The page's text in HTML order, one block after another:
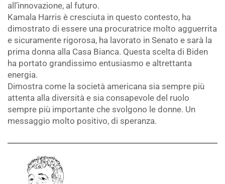
all’innovazione, al futuro.
Kamala Harris è cresciuta in questo contesto, ha
dimostrato di essere una procuratrice molto agguerrita
e sicuramente rigorosa, ha lavorato in Senato e sarà la
prima donna alla Casa Bianca. Questa scelta di Biden
ha portato grandissimo entusiasmo e altrettanta
energia.
Dimostra come la società americana sia sempre più
attenta alla diversità e sia consapevole del ruolo
sempre più importante che svolgono le donne. Un
messaggio molto positivo, di speranza.